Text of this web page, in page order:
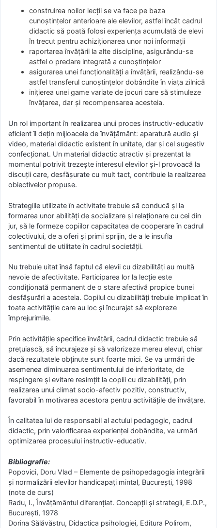
construirea noilor lecţii se va face pe baza
cunoştinţelor anterioare ale elevilor, astfel încât cadrul
didactic să poată folosi experienţa acumulată de elevi
în trecut pentru achiziţionarea unor noi informaţii
raportarea învăţării la alte discipline, asigurându-se
astfel o predare integrată a cunoştinţelor
asigurarea unei funcţionalităţi a învăţării, realizându-se
astfel transferul cunoştinţelor dobândite în viaţa zilnică
iniţierea unei game variate de jocuri care să stimuleze
învăţarea, dar şi recompensarea acesteia.
Un rol important în realizarea unui proces instructiv-educativ
eficient îl deţin mijloacele de învăţământ: aparatură audio şi
video, material didactic existent în unitate, dar şi cel sugestiv
confecţionat. Un material didactic atractiv şi prezentat la
momentul potrivit trezeşte interesul elevilor şi-l provoacă la
discuţii care, desfăşurate cu mult tact, contribuie la realizarea
obiectivelor propuse.
Strategiile utilizate în activitate trebuie să conducă şi la
formarea unor abilităţi de socializare şi relaţionare cu cei din
jur, să le formeze copiilor capacitatea de cooperare în cadrul
colectivului, de a oferi şi primi sprijin, de a le insufla
sentimentul de utilitate în cadrul societăţii.
Nu trebuie uitat însă faptul că elevii cu dizabilităţi au multă
nevoie de afectivitate. Participarea lor la lecţie este
condiţionată permanent de o stare afectivă propice bunei
desfăşurări a acesteia. Copilul cu dizabilităţi trebuie implicat în
toate activităţile care au loc şi încurajat să exploreze
împrejurimile.
Prin activităţile specifice învăţării, cadrul didactic trebuie să
preţuiască, să încurajeze şi să valorizeze mereu elevul, chiar
dacă rezultatele obţinute sunt foarte mici. Se va urmări de
asemenea diminuarea sentimentului de inferioritate, de
respingere şi evitare resimţit la copiii cu dizabilităţi, prin
realizarea unui climat socio-afectiv pozitiv, constructiv,
favorabil în motivarea acestora pentru activităţile de învăţare.
În calitatea lui de responsabil al actului pedagogic, cadrul
didactic, prin valorificarea experienţei dobândite, va urmări
optimizarea procesului instructiv-educativ.
Bibliografie:
Popovici, Doru Vlad – Elemente de psihopedagogia integrării
şi normalizării elevilor handicapaţi mintal, Bucureşti, 1998
(note de curs)
Radu, I., Învăţământul diferenţiat. Concepţii şi strategii, E.D.P.,
Bucureşti, 1978
Dorina Sălăvăstru, Didactica psihologiei, Editura Polirom,